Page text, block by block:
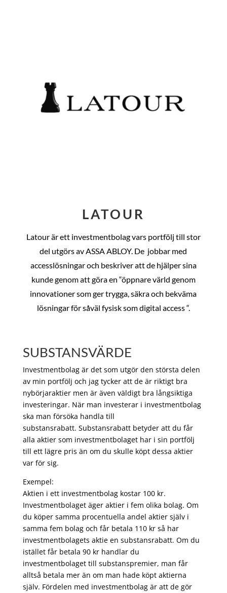
LATOUR
Latour är ett investmentbolag vars portfölj till stor
del utgörs av ASSA ABLOY. De jobbar med
accesslösningar och beskriver att de hjälper sina
kunde genom att göra en “öppnare värld genom
innovationer som ger trygga, säkra och bekväma
lösningar för såväl fysisk som digital access “.
SUBSTANSVÄRDE
Investmentbolag är det som utgör den största delen
av min portfölj och jag tycker att de är riktigt bra
nybörjaraktier men är även väldigt bra långsiktiga
investeringar. När man investerar i investmentbolag
ska man försöka handla till
substansrabatt. Substansrabatt betyder att du får
alla aktier som investmentbolaget har i sin portfölj
till ett lägre pris än om du skulle köpt dessa aktier
var för sig.
Exempel:
Aktien i ett investmentbolag kostar 100 kr.
Investmentbolaget äger aktier i fem olika bolag. Om
du köper samma procentuella andel aktier själv i
samma fem bolag och får betala 110 kr så har
investmentbolagets aktie en substansrabatt. Om du
istället får betala 90 kr handlar du
investmentbolaget till substanspremier, man får
alltså betala mer än om man hade köpt aktierna
själv. Fördelen med investmentbolag är att de gör